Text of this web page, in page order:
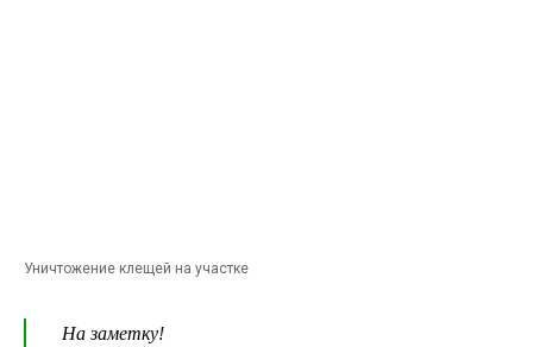
Уничтожение клещей на участке
На заметку!